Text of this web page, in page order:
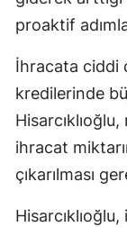
proaktif
İhracata ciddi
kredilerinde
ihracat
çıkarılması